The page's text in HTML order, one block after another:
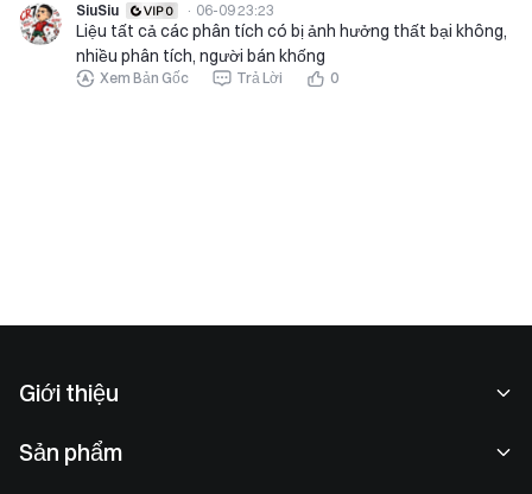
SiuSiu · 06-09 23:23
Liệu tất cả các phân tích có bị ảnh hưởng thất bại không,
nhiều phân tích, người bán khống
Xem Bản Gốc Trả Lời 0
Giới thiệu
Sản phẩm